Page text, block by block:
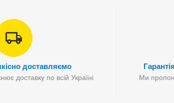
чохлів призначена для легкої
підійдуть для білизни, одягу та
доставляємо
доставку по всій Україні Ми